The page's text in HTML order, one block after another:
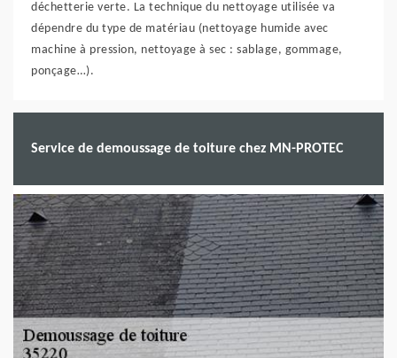
déchetterie verte. La technique du nettoyage utilisée va
dépendre du type de matériau (nettoyage humide avec
machine à pression, nettoyage à sec : sablage, gommage,
ponçage…).
Service de demoussage de toiture chez MN-PROTEC